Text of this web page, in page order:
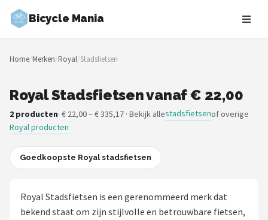
Bicycle Mania
Zoeken
NAVIGATIE
Merken
Blog
Kinderfietsen
Home/Merken/Royal/Stadsfietsen
Royal Stadsfietsen vanaf € 22,00
2 producten· € 22,00 – € 335,17 · Bekijk allestadsfietsenof overige
Royal producten
Goedkoopste Royal stadsfietsen
Royal Stadsfietsen is een gerenommeerd merk dat
bekend staat om zijn stijlvolle en betrouwbare fietsen,